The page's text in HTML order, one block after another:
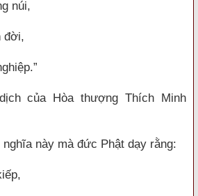
núi,
đời,
của Hòa thượng Thích Minh
này mà đức Phật dạy rằng: